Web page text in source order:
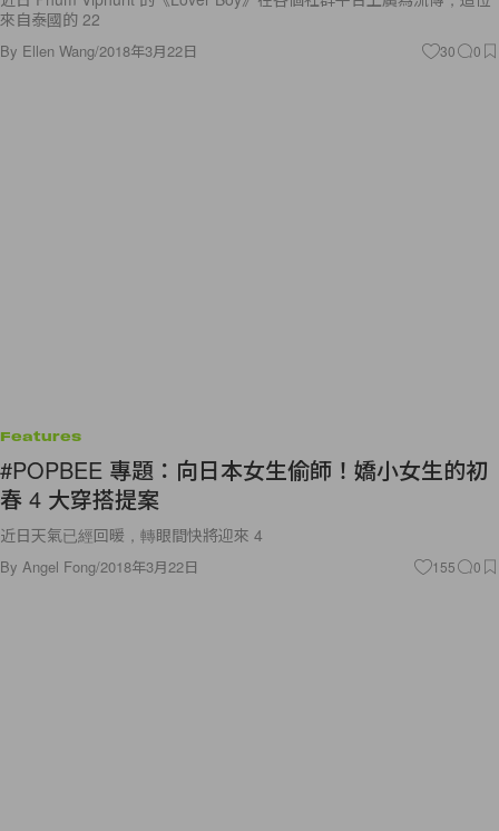
來自泰國的 22
By Ellen Wang/2018年3月22日 30 0
Features
#POPBEE 專題：向日本女生偷師！嬌小女生的初
春 4 大穿搭提案
近日天氣已經回暖，轉眼間快將迎來 4
By Angel Fong/2018年3月22日 155 0